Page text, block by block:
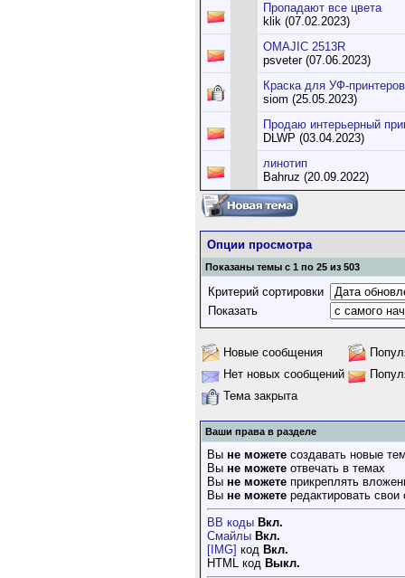
Пропадают все цвета
klik (07.02.2023)
OMAJIC 2513R
psveter (07.06.2023)
Краска для УФ-принтеров
siom (25.05.2023)
Продаю интерьерный
DLWP (03.04.2023)
линотип
Bahruz (20.09.2022)
Опции просмотра
Показаны темы с 1 по 25 из 503
Критерий сортировки
Показать
Новые сообщения
Нет новых сообщений
Тема закрыта
Ваши права в разделе
Вы не можете создавать новые
Вы не можете отвечать в темах
Вы не можете прикреплять
Вы не можете редактировать
BB коды Вкл.
Смайлы Вкл.
[IMG] код Вкл.
HTML код Выкл.